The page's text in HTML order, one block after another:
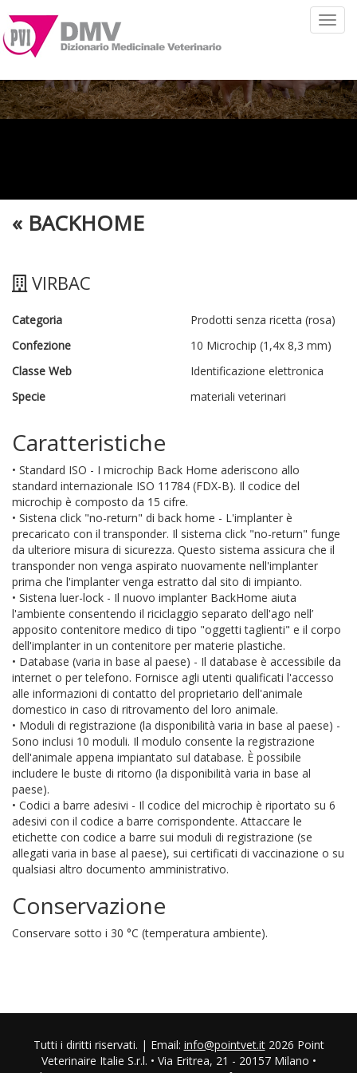
« BACKHOME
VIRBAC
Categoria
Prodotti senza ricetta (rosa)
Confezione
10 Microchip (1,4x 8,3 mm)
Classe Web
Identificazione elettronica
Specie
materiali veterinari
Caratteristiche
• Standard ISO - I microchip Back Home aderiscono allo
standard internazionale ISO 11784 (FDX-B). Il codice del
microchip è composto da 15 cifre.
• Sistena click "no-return" di back home - L'implanter è
precaricato con il transponder. Il sistema click "no-return" funge
da ulteriore misura di sicurezza. Questo sistema assicura che il
transponder non venga aspirato nuovamente nell'implanter
prima che l'implanter venga estratto dal sito di impianto.
• Sistena luer-lock - Il nuovo implanter BackHome aiuta
l'ambiente consentendo il riciclaggio separato dell'ago nell’
apposito contenitore medico di tipo "oggetti taglienti" e il corpo
dell'implanter in un contenitore per materie plastiche.
• Database (varia in base al paese) - Il database è accessibile da
internet o per telefono. Fornisce agli utenti qualificati l'accesso
alle informazioni di contatto del proprietario dell'animale
domestico in caso di ritrovamento del loro animale.
• Moduli di registrazione (la disponibilità varia in base al paese) -
Sono inclusi 10 moduli. Il modulo consente la registrazione
dell'animale appena impiantato sul database. È possibile
includere le buste di ritorno (la disponibilità varia in base al
paese).
• Codici a barre adesivi - Il codice del microchip è riportato su 6
adesivi con il codice a barre corrispondente. Attaccare le
etichette con codice a barre sui moduli di registrazione (se
allegati varia in base al paese), sui certificati di vaccinazione o su
qualsiasi altro documento amministrativo.
Conservazione
Conservare sotto i 30 °C (temperatura ambiente).
Tutti i diritti riservati. | Email: info@pointvet.it2026 Point
Veterinaire Italie S.r.l. • Via Eritrea, 21 - 20157 Milano •